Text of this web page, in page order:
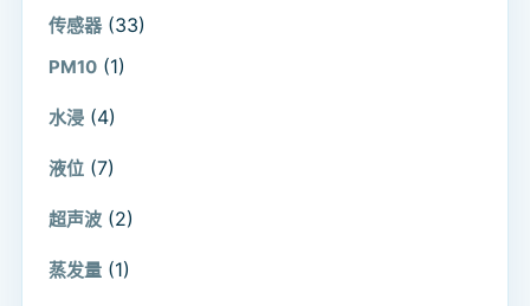
传感器 (33)
PM10 (1)
水浸 (4)
液位 (7)
超声波 (2)
蒸发量 (1)